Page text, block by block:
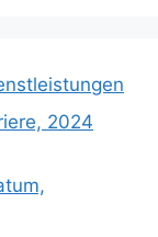
2024